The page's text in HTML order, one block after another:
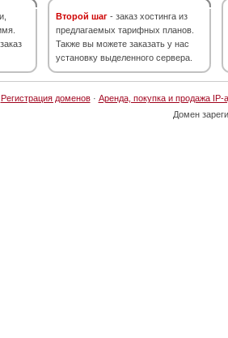
Второй шаг - заказ хостинга из
предлагаемых тарифных планов.
Также вы можете заказать у нас
установку выделенного сервера.
Регистрация доменов· Аренда, покупка и продажа IP-
Домен